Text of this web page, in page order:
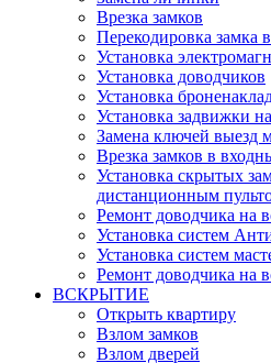
Врезка замков
Перекодировка замка
Установка
Установка доводчиков
Установка
Установка задвижки
Замена ключей выезд
Врезка замков в
Установка скрытых
дистанционным
Ремонт доводчика на
Установка систем
Установка систем
Ремонт доводчика на
ВСКРЫТИЕ
Открыть квартиру
Взлом замков
Взлом дверей